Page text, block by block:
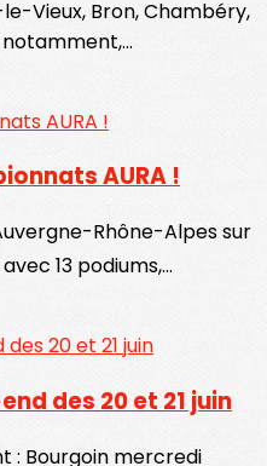
Vieux, Bron, Chambéry,
AURA !
Rhône-Alpes sur
13 podiums,...
des 20 et 21 juin
: Bourgoin mercredi